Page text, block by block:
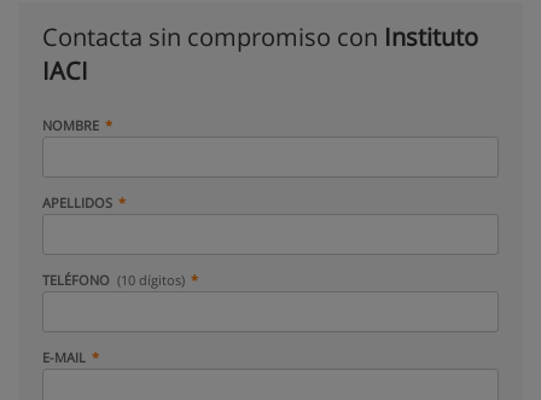
Contacta sin compromiso con Instituto
IACI
NOMBRE
APELLIDOS
TELÉFONO (10 dígitos)
E-MAIL